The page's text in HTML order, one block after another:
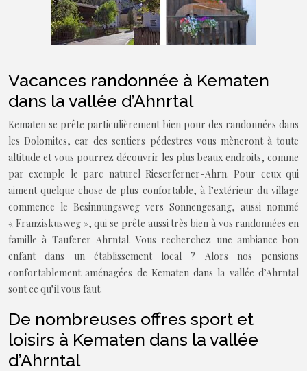
Vacances randonnée à Kematen
dans la vallée d’Ahnrtal
Kematen se prête particulièrement bien pour des randonnées dans
les Dolomites, car des sentiers pédestres vous mèneront à toute
altitude et vous pourrez découvrir les plus beaux endroits, comme
par exemple le parc naturel Rieserferner-Ahrn. Pour ceux qui
aiment quelque chose de plus confortable, à l’extérieur du village
commence le Besinnungsweg vers Sonnengesang, aussi nommé
« Franziskusweg », qui se prête aussi très bien à vos randonnées en
famille à Tauferer Ahrntal. Vous recherchez une ambiance bon
enfant dans un établissement local ? Alors nos pensions
confortablement aménagées de Kematen dans la vallée d’Ahrntal
sont ce qu’il vous faut.
De nombreuses offres sport et
loisirs à Kematen dans la vallée
d’Ahrntal